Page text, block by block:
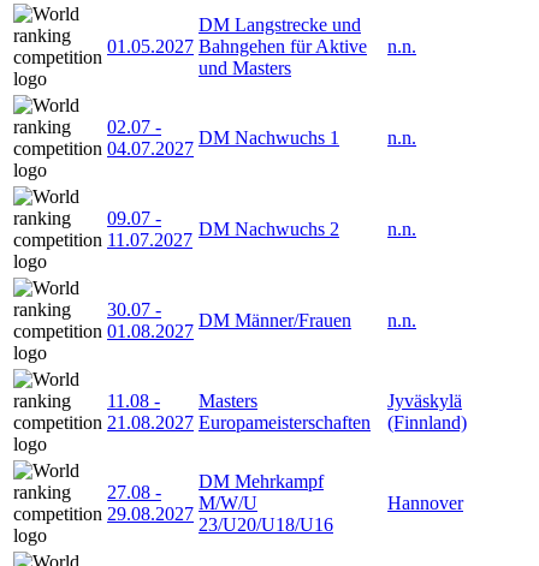
01.05.2027
DM Langstrecke und
Bahngehen für Aktive
und Masters
n.n.
02.07 -
04.07.2027
DM Nachwuchs 1 n.n.
09.07 -
11.07.2027
DM Nachwuchs 2 n.n.
30.07 -
01.08.2027
DM Männer/Frauen n.n.
11.08 -
21.08.2027
Masters
Europameisterschaften
Jyväskylä
(Finnland)
27.08 -
29.08.2027
DM Mehrkampf
M/W/U
23/U20/U18/U16
Hannover